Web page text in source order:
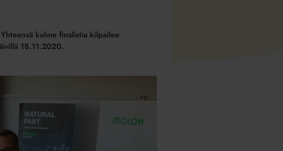
kolme finalistia kilpailee
18.11.2020.